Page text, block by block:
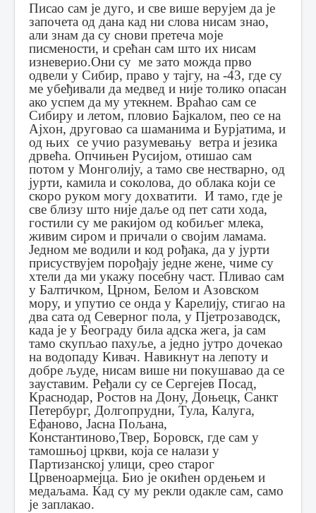
Писао сам је дуго, и све више верујем да је
започета од дана кад ни слова нисам знао,
али знам да су снови претеча моје
писмености, и срећан сам што их нисам
изневерио.Они су ме зато можда прво
одвели у Сибир, право у тајгу, на -43, где су
ме убеђивали да медвед и није толико опасан
ако успем да му утекнем. Враћао сам се
Сибиру и летом, пловио Бајкалом, пео се на
Ајхон, друговао са шаманима и Бурјатима, и
од њих се учио разумевању ветра и језика
дрвећа. Опчињен Русијом, отишао сам
потом у Монголију, а тамо све нестварно, од
јурти, камила и соколова, до облака који се
скоро руком могу дохватити. И тамо, где је
све близу што није даље од пет сати хода,
гостили су ме ракијом од кобиљег млека,
живим сиром и причали о својим ламама.
Једном ме водили и код рођака, да у јурти
присуствујем порођају једне жене, чиме су
хтели да ми укажу посебну част. Пливао сам
у Балтичком, Црном, Белом и Азовском
мору, и упутио се онда у Карелију, стигао на
два сата од Северног пола, у Пјетрозаводск,
када је у Београду била адска жега, ја сам
тамо скупљао пахуље, а једно јутро дочекао
на водопаду Кивач. Навикнут на лепоту и
добре људе, нисам више ни покушавао да се
зауставим. Ређали су се Сергејев Посад,
Краснодар, Ростов на Дону, Доњецк, Санкт
Петербург, Долгопрудни, Тула, Калуга,
Ефаново, Јасна Пољана,
Константиново,Твер, Боровск, где сам у
тамошњој цркви, која се налази у
Партизанској улици, срео старог
Црвеноармејца. Био је окићен ордењем и
медаљама. Кад су му рекли одакле сам, само
је заплакао.